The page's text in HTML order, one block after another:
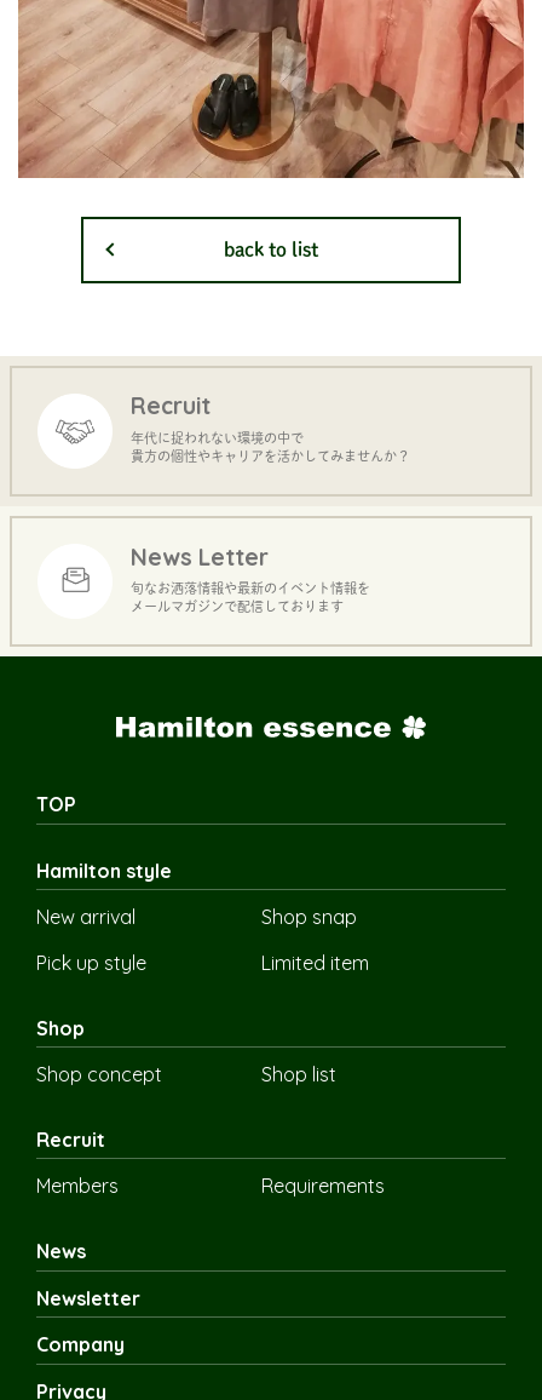
back to list
Recruit
年代に捉われない環境の中で
貴方の個性やキャリアを活かしてみませんか？
News Letter
旬なお洒落情報や最新のイベント情報を
メールマガジンで配信しております
TOP
Hamilton style
New arrival
Shop snap
Pick up style
Limited item
Shop
Shop concept
Shop list
Recruit
Members
Requirements
News
Newsletter
Company
Privacy